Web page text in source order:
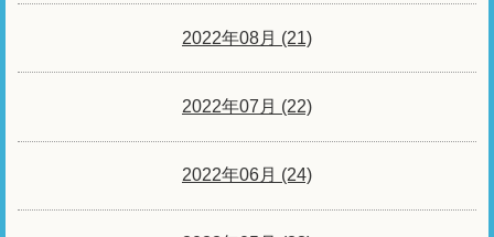
2022年08月 (21)
2022年07月 (22)
2022年06月 (24)